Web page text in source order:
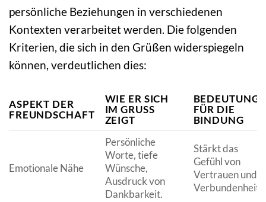
persönliche Beziehungen in verschiedenen
Kontexten verarbeitet werden. Die folgenden
Kriterien, die sich in den Grüßen widerspiegeln
können, verdeutlichen dies:
ASPEKT DER
FREUNDSCHAFT
WIE ER SICH
IM GRUSS Z
EIGT
BEDEUTUNG
FÜR DIE
BINDUNG
Emotionale Nähe
Persönliche
Worte, tiefe
Wünsche,
Ausdruck von
Dankbarkeit.
Stärkt das
Gefühl von
Vertrauen und
Verbundenheit.